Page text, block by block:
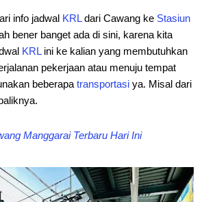
info jadwal KRLdari Cawang ke Stasiun
bener banget ada di sini, karena kita
KRLini ke kalian yang membutuhkan
pekerjaan atau menuju tempat
beberapa transportasi ya. Misal dari
Manggarai Terbaru Hari Ini